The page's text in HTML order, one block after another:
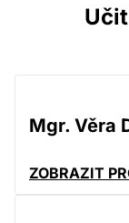
Mgr. Věra
ZOBRAZIT